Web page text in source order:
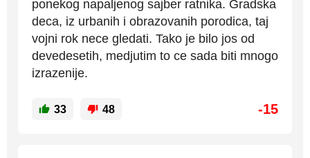
ponekog napaljenog sajber ratnika. Gradska
deca, iz urbanih i obrazovanih porodica, taj
vojni rok nece gledati. Tako je bilo jos od
devedesetih, medjutim to ce sada biti mnogo
izrazenije.
33 48 -15